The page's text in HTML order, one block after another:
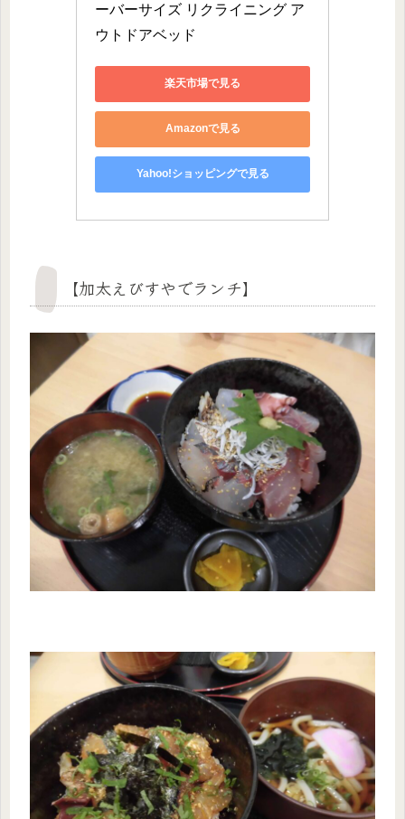
ーバーサイズ リクライニング ア
ウトドアベッド
楽天市場で見る
Amazonで見る
Yahoo!ショッピングで見る
【加太えびすやでランチ】